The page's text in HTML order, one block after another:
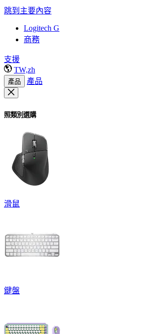
跳到主要內容
Logitech G
商務
支援
TW,zh
產品 產品
照類別選購
滑鼠
鍵盤